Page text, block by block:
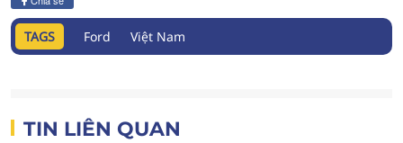
TAGS Ford Việt Nam
TIN LIÊN QUAN